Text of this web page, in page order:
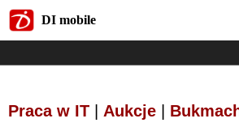
DI mobile
Praca w IT Aukcje
DI mobile